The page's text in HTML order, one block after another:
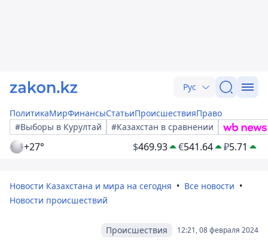
Рус
ПолитикаМирФинансыСтатьиПроисшествияПраво
#Выборы в Курултай
#Казахстан в сравнении
+27° $469.93 €541.64 ₽5.71
Новости Казахстана и мира на сегодня
Все новости
Новости происшествий
12:21, 08 февраля 2024
Происшествия